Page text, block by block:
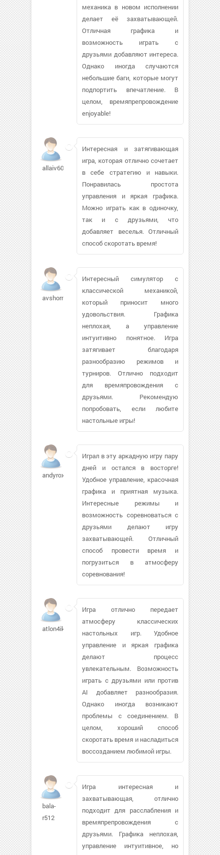
механика в новом исполнении
делает её захватывающей.
Отличная графика и
возможность играть с
друзьями добавляют интереса.
Однако иногда случаются
небольшие баги, которые могут
подпортить впечатление. В
целом, времяпрепровождение
enjoyable!
allaiv60
Интересная и затягивающая
игра, которая отлично сочетает
в себе стратегию и навыки.
Понравилась простота
управления и яркая графика.
Можно играть как в одиночку,
так и с друзьями, что
добавляет веселья. Отличный
способ скоротать время!
avshornik
Интересный симулятор с
классической механикой,
который приносит много
удовольствия. Графика
неплохая, а управление
интуитивно понятное. Игра
затягивает благодаря
разнообразию режимов и
турниров. Отлично подходит
для времяпровождения с
друзьями. Рекомендую
попробовать, если любите
настольные игры!
andyroxi
Играл в эту аркадную игру пару
дней и остался в восторге!
Удобное управление, красочная
графика и приятная музыка.
Интересные режимы и
возможность соревноваться с
друзьями делают игру
захватывающей. Отличный
способ провести время и
погрузиться в атмосферу
соревнования!
atlon4ik42
Игра отлично передает
атмосферу классических
настольных игр. Удобное
управление и яркая графика
делают процесс
увлекательным. Возможность
играть с друзьями или против
AI добавляет разнообразия.
Однако иногда возникают
проблемы с соединением. В
целом, хороший способ
скоротать время и насладиться
воссозданием любимой игры.
bala-
r512
Игра интересная и
захватывающая, отлично
подходит для расслабления и
времяпрепровождения с
друзьями. Графика неплохая,
управление интуитивное, но